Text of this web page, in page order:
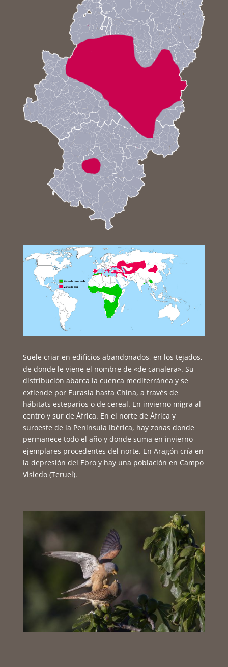
Suele criar en edificios abandonados, en los tejados,
de donde le viene el nombre de «de canalera». Su
distribución abarca la cuenca mediterránea y se
extiende por Eurasia hasta China, a través de
hábitats esteparios o de cereal. En invierno migra al
centro y sur de África. En el norte de África y
suroeste de la Península Ibérica, hay zonas donde
permanece todo el año y donde suma en invierno
ejemplares procedentes del norte. En Aragón cría en
la depresión del Ebro y hay una población en Campo
Visiedo (Teruel).